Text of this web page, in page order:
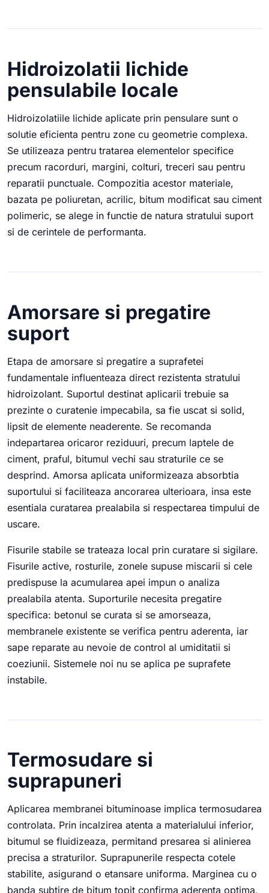
Hidroizolatii lichide
pensulabile locale
Hidroizolatiile lichide aplicate prin pensulare sunt o
solutie eficienta pentru zone cu geometrie complexa.
Se utilizeaza pentru tratarea elementelor specifice
precum racorduri, margini, colturi, treceri sau pentru
reparatii punctuale. Compozitia acestor materiale,
bazata pe poliuretan, acrilic, bitum modificat sau ciment
polimeric, se alege in functie de natura stratului suport
si de cerintele de performanta.
Amorsare si pregatire
suport
Etapa de amorsare si pregatire a suprafetei
fundamentale influenteaza direct rezistenta stratului
hidroizolant. Suportul destinat aplicarii trebuie sa
prezinte o curatenie impecabila, sa fie uscat si solid,
lipsit de elemente neaderente. Se recomanda
indepartarea oricaror reziduuri, precum laptele de
ciment, praful, bitumul vechi sau straturile ce se
desprind. Amorsa aplicata uniformizeaza absorbtia
suportului si faciliteaza ancorarea ulterioara, insa este
esentiala curatarea prealabila si respectarea timpului de
uscare.
Fisurile stabile se trateaza local prin curatare si sigilare.
Fisurile active, rosturile, zonele supuse miscarii si cele
predispuse la acumularea apei impun o analiza
prealabila atenta. Suporturile necesita pregatire
specifica: betonul se curata si se amorseaza,
membranele existente se verifica pentru aderenta, iar
sape reparate au nevoie de control al umiditatii si
coeziunii. Sistemele noi nu se aplica pe suprafete
instabile.
Termosudare si
suprapuneri
Aplicarea membranei bituminoase implica termosudarea
controlata. Prin incalzirea atenta a materialului inferior,
bitumul se fluidizeaza, permitand presarea si alinierea
precisa a straturilor. Suprapunerile respecta cotele
stabilite, asigurand o etansare uniforma. Marginea cu o
banda subtire de bitum topit confirma aderenta optima,